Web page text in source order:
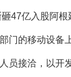
47亿入股阿根
门的移动设备
员接洽，以开